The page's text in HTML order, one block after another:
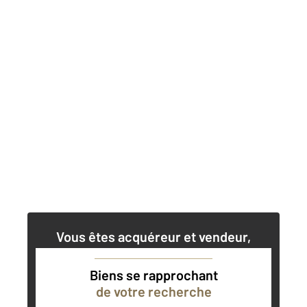
Vous êtes acquéreur et vendeur,
Contacter l'agence
Biens se rapprochant
de votre recherche